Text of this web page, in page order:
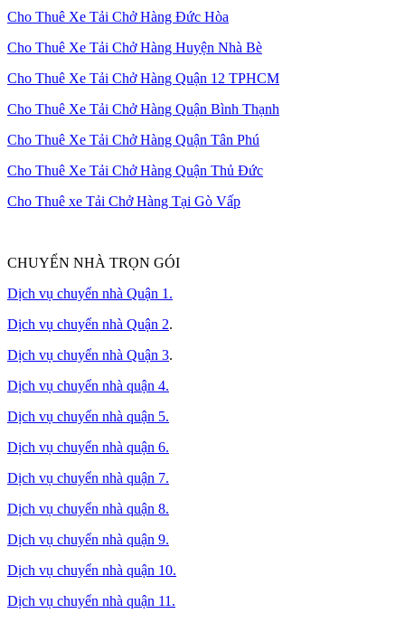
Cho Thuê Xe Tải Chở Hàng Đức Hòa
Cho Thuê Xe Tải Chở Hàng Huyện Nhà Bè
Cho Thuê Xe Tải Chở Hàng Quận 12 TPHCM
Cho Thuê Xe Tải Chở Hàng Quận Bình Thạnh
Cho Thuê Xe Tải Chở Hàng Quận Tân Phú
Cho Thuê Xe Tải Chở Hàng Quận Thủ Đức
Cho Thuê xe Tải Chở Hàng Tại Gò Vấp
CHUYỂN NHÀ TRỌN GÓI
Dịch vụ chuyển nhà Quận 1.
Dịch vụ chuyển nhà Quận 2.
Dịch vụ chuyển nhà Quận 3.
Dịch vụ chuyển nhà quận 4.
Dịch vụ chuyển nhà quận 5.
Dịch vụ chuyển nhà quận 6.
Dịch vụ chuyển nhà quận 7.
Dịch vụ chuyển nhà quận 8.
Dịch vụ chuyển nhà quận 9.
Dịch vụ chuyển nhà quận 10.
Dịch vụ chuyển nhà quận 11.